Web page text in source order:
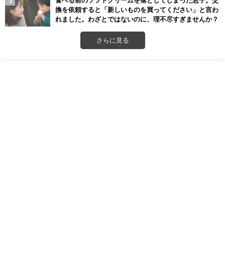
換を依頼すると「新しいものを買ってください」と言わ
れました。わざとではないのに、理不尽すぎませんか？
さらに見る